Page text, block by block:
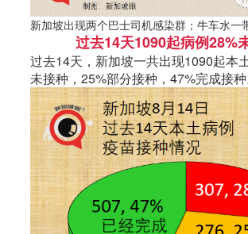
新加坡出现两个巴士司机感染群；牛车水一
过去14天1090起病例28%
过去14天， 新加坡一共出现1090起本
未接种，25%部分接种，47%完成接种